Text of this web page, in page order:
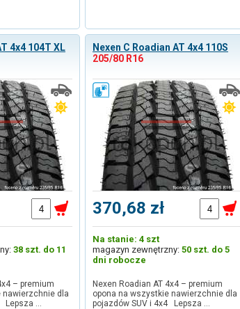
4x4 104T XL
38 szt. do 11
– premium
nawierzchnie dla
Lepsza …
Nexen C Roadian AT 4x4 110S
205/80 R16
370,68 zł
Na stanie: 4 szt
magazyn zewnętrzny: 50 szt. do 5
dni robocze
Nexen Roadian AT 4x4 – premium
opona na wszystkie nawierzchnie dla
pojazdów SUV i 4x4 Lepsza …